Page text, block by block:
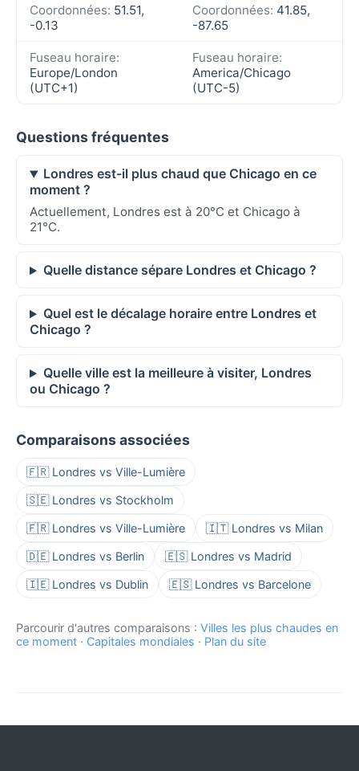
Coordonnées: 51.51,
-0.13
Coordonnées: 41.85,
-87.65
Fuseau horaire:
Europe/London
(UTC+1)
Fuseau horaire:
America/Chicago
(UTC-5)
Questions fréquentes
Londres est-il plus chaud que Chicago en ce
moment ?
Actuellement, Londres est à 20°C et Chicago à
21°C.
Quelle distance sépare Londres et Chicago ?
Quel est le décalage horaire entre Londres et
Chicago ?
Quelle ville est la meilleure à visiter, Londres
ou Chicago ?
Comparaisons associées
🇫🇷 Londres vs Ville-Lumière
🇸🇪 Londres vs Stockholm
🇫🇷 Londres vs Ville-Lumière 🇮🇹 Londres vs Milan
🇩🇪 Londres vs Berlin 🇪🇸 Londres vs Madrid
🇮🇪 Londres vs Dublin 🇪🇸 Londres vs Barcelone
Parcourir d'autres comparaisons : Villes les plus chaudes en
ce moment · Capitales mondiales · Plan du site